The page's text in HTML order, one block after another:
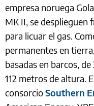
empresa noruega
MK II, se desplieguen
para licuar el gas.
permanentes en
basadas en barcos, de
112 metros de altura.
consorcioSouthern